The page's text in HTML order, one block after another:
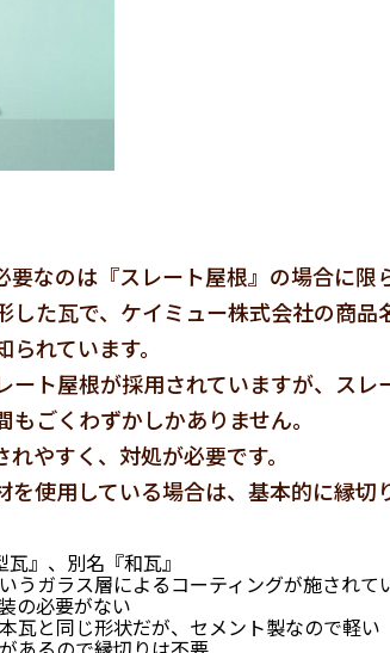
なのは『スレート屋根』の場合に限
した瓦で、ケイミュー株式会社の商
れています。
ート屋根が採用されていますが、ス
ごくわずかしかありません。
やすく、対処が必要です。
使用している場合は、基本的に縁切
』、別名『和瓦』
うガラス層によるコーティングが施されて
の必要がない
瓦と同じ形状だが、セメント製なので軽い